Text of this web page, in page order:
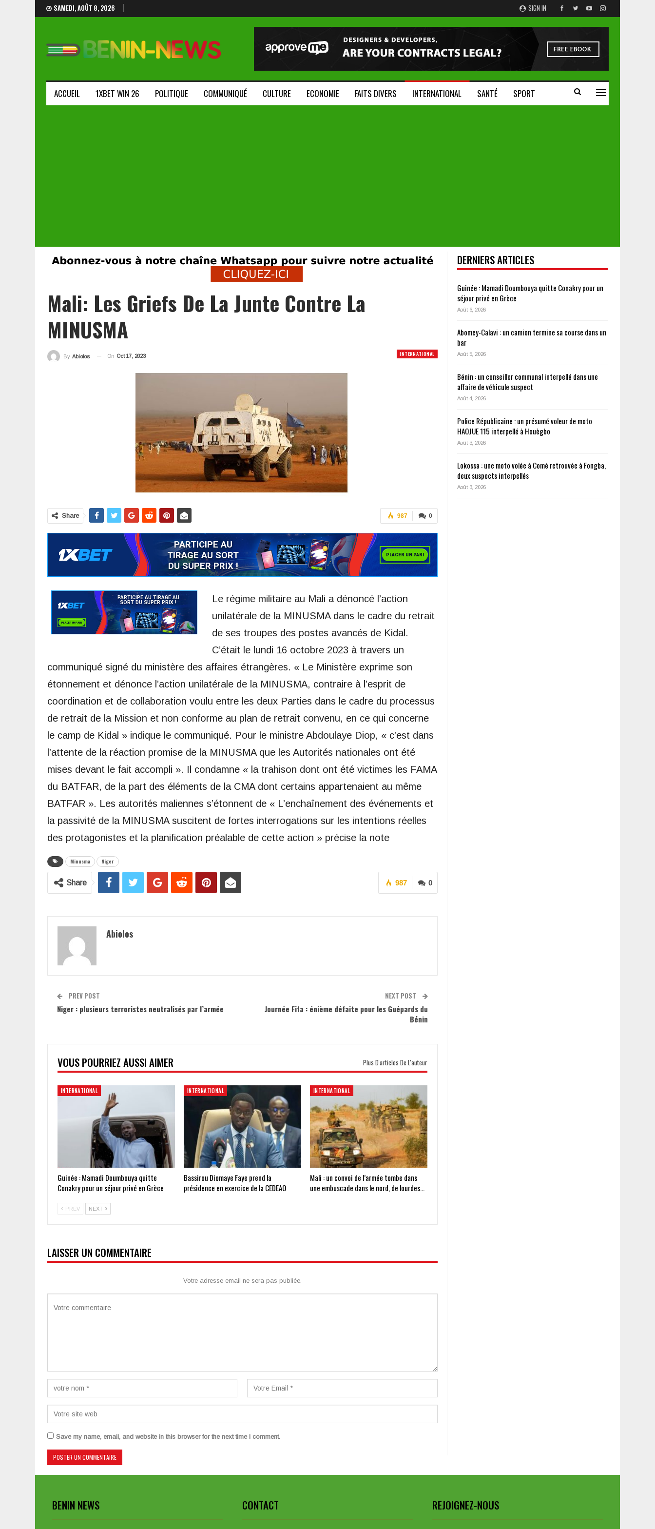
SIGN IN
SAMEDI, AOÛT 8, 2026
ACCUEIL 1XBET WIN 26 POLITIQUE COMMUNIQUÉ CULTURE ECONOMIE FAITS DIVERS INTERNATIONAL SANTÉ SPORT
Mali: Les Griefs De La Junte Contre La
MINUSMA
INTERNATIONAL
By Abiolos On Oct 17, 2023
0
987
Share
Le régime militaire au Mali a dénoncé l’action
unilatérale de la MINUSMA dans le cadre du retrait
de ses troupes des postes avancés de Kidal.
C’était le lundi 16 octobre 2023 à travers un
communiqué signé du ministère des affaires étrangères. « Le Ministère exprime son
étonnement et dénonce l’action unilatérale de la MINUSMA, contraire à l’esprit de
coordination et de collaboration voulu entre les deux Parties dans le cadre du processus
de retrait de la Mission et non conforme au plan de retrait convenu, en ce qui concerne
le camp de Kidal » indique le communiqué. Pour le ministre Abdoulaye Diop, « c’est dans
l’attente de la réaction promise de la MINUSMA que les Autorités nationales ont été
mises devant le fait accompli ». Il condamne « la trahison dont ont été victimes les FAMA
du BATFAR, de la part des éléments de la CMA dont certains appartenaient au même
BATFAR ». Les autorités maliennes s’étonnent de « L’enchaînement des événements et
la passivité de la MINUSMA suscitent de fortes interrogations sur les intentions réelles
des protagonistes et la planification préalable de cette action » précise la note
Minusma Niger
0
987
Share
Abiolos
PREV POST
Niger : plusieurs terroristes neutralisés par l’armée
NEXT POST
Journée Fifa : énième défaite pour les Guépards du
Bénin
VOUS POURRIEZ AUSSI AIMER Plus D'articles De L'auteur
INTERNATIONAL
Guinée : Mamadi Doumbouya quitte
Conakry pour un séjour privé en Grèce
INTERNATIONAL
Bassirou Diomaye Faye prend la
présidence en exercice de la CEDEAO
INTERNATIONAL
Mali : un convoi de l’armée tombe dans
une embuscade dans le nord, de lourdes…
PREV NEXT
LAISSER UN COMMENTAIRE
Votre adresse email ne sera pas publiée.
Save my name, email, and website in this browser for the next time I comment.
DERNIERS ARTICLES
Guinée : Mamadi Doumbouya quitte Conakry pour un
séjour privé en Grèce
Août 6, 2026
Abomey-Calavi : un camion termine sa course dans un
bar
Août 5, 2026
Bénin : un conseiller communal interpellé dans une
affaire de véhicule suspect
Août 4, 2026
Police Républicaine : un présumé voleur de moto
HAOJUE 115 interpellé à Houègbo
Août 3, 2026
Lokossa : une moto volée à Comè retrouvée à Fongba,
deux suspects interpellés
Août 3, 2026
BENIN NEWS CONTACT REJOIGNEZ-NOUS